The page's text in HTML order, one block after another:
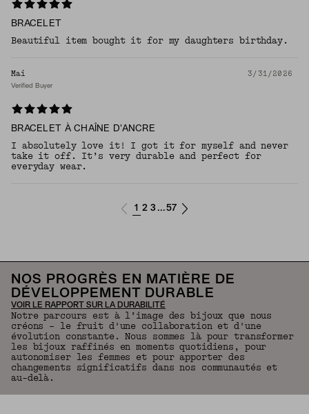
BRACELET
Beautiful item bought it for my daughters birthday.
Mai 3/31/2026
Verified Buyer
BRACELET À CHAÎNE D'ANCRE
I absolutely love it! I got it for myself and never
take it off. It’s very durable and perfect for
everyday wear.
1 2 3 ...57
NOS PROGRÈS EN MATIÈRE DE
DÉVELOPPEMENT DURABLE
VOIR LE RAPPORT SUR LA DURABILITÉ
Notre parcours est à l’image des bijoux que nous
créons – le fruit d'une collaboration et d'une
évolution constante. Nous sommes là pour transformer
les bijoux raffinés en moments quotidiens, pour
autonomiser les femmes et pour apporter des
changements significatifs dans nos communautés et
au-delà.